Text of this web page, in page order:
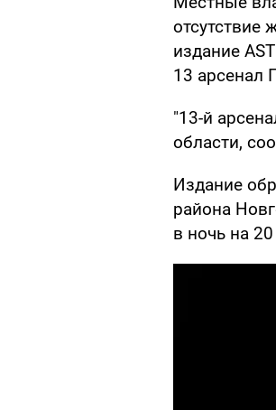
отсутствие
издание
13 арсенал
"13-й
области,
Издание
района
в ночь на